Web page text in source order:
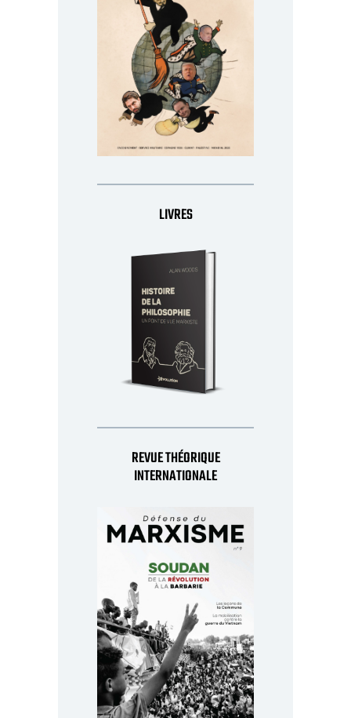
LIVRES
REVUE THÉORIQUE
INTERNATIONALE